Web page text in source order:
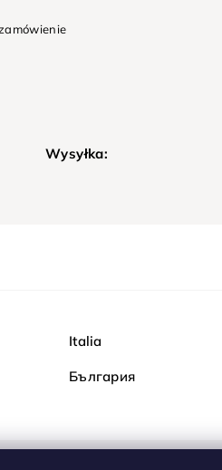
Wysyłka:
Italia
България